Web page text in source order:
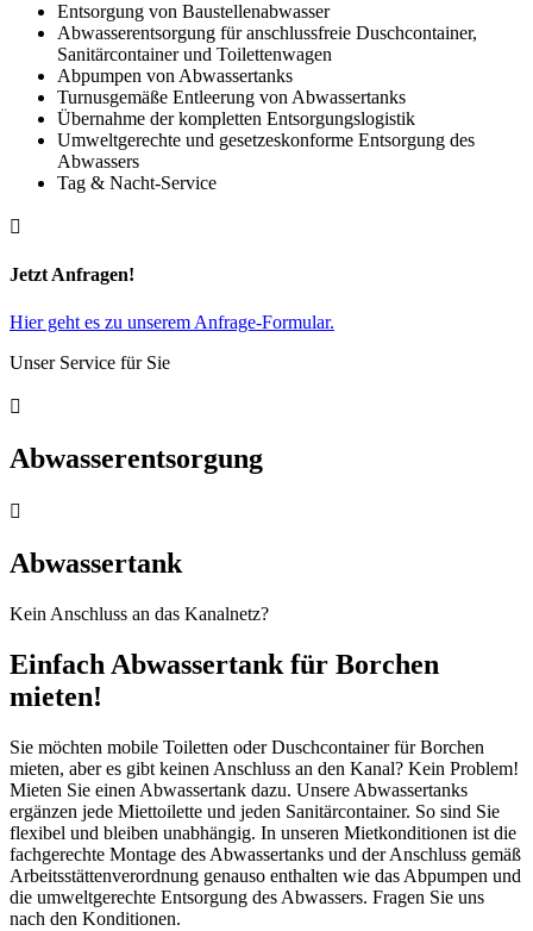
Entsorgung von Baustellenabwasser
Abwasserentsorgung für anschlussfreie Duschcontainer,
Sanitärcontainer und Toilettenwagen
Abpumpen von Abwassertanks
Turnusgemäße Entleerung von Abwassertanks
Übernahme der kompletten Entsorgungslogistik
Umweltgerechte und gesetzeskonforme Entsorgung des
Abwassers
Tag & Nacht-Service

Jetzt Anfragen!
Hier geht es zu unserem Anfrage-Formular.
Unser Service für Sie

Abwasserentsorgung

Abwassertank
Kein Anschluss an das Kanalnetz?
Einfach Abwassertank für Borchen
mieten!
Sie möchten mobile Toiletten oder Duschcontainer für Borchen
mieten, aber es gibt keinen Anschluss an den Kanal? Kein Problem!
Mieten Sie einen Abwassertank dazu. Unsere Abwassertanks
ergänzen jede Miettoilette und jeden Sanitärcontainer. So sind Sie
flexibel und bleiben unabhängig. In unseren Mietkonditionen ist die
fachgerechte Montage des Abwassertanks und der Anschluss gemäß
Arbeitsstättenverordnung genauso enthalten wie das Abpumpen und
die umweltgerechte Entsorgung des Abwassers. Fragen Sie uns
nach den Konditionen.